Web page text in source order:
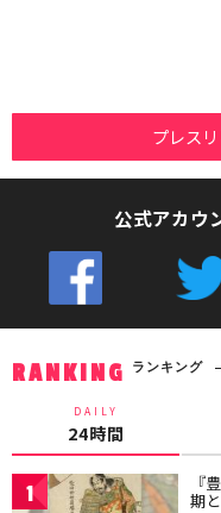
プレス
公式アカウ
RANKING ランキング
DAILY
24時間
1 『
期